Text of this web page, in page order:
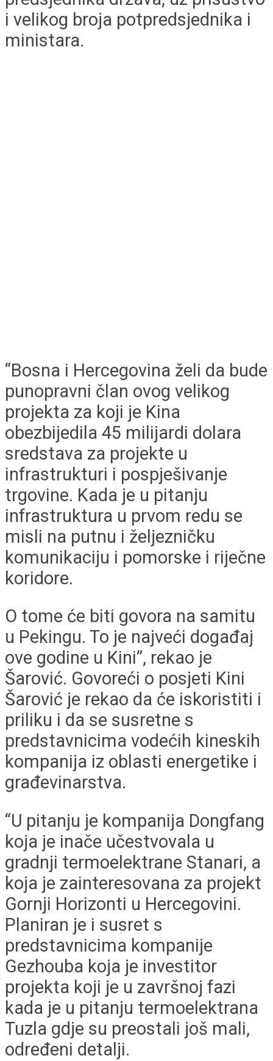
i velikog broja potpredsjednika i
ministara.
“Bosna i Hercegovina želi da bude
punopravni član ovog velikog
projekta za koji je Kina
obezbijedila 45 milijardi dolara
sredstava za projekte u
infrastrukturi i pospješivanje
trgovine. Kada je u pitanju
infrastruktura u prvom redu se
misli na putnu i željezničku
komunikaciju i pomorske i riječne
koridore.
O tome će biti govora na samitu
u Pekingu. To je najveći događaj
ove godine u Kini”, rekao je
Šarović. Govoreći o posjeti Kini
Šarović je rekao da će iskoristiti i
priliku i da se susretne s
predstavnicima vodećih kineskih
kompanija iz oblasti energetike i
građevinarstva.
“U pitanju je kompanija Dongfang
koja je inače učestvovala u
gradnji termoelektrane Stanari, a
koja je zainteresovana za projekt
Gornji Horizonti u Hercegovini.
Planiran je i susret s
predstavnicima kompanije
Gezhouba koja je investitor
projekta koji je u završnoj fazi
kada je u pitanju termoelektrana
Tuzla gdje su preostali još mali,
određeni detalji.